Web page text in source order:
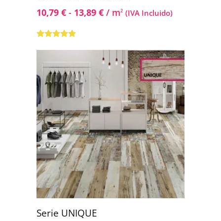
10,79 € - 13,89 € / m2 (IVA Incluido)
con4.75de
Serie UNIQUE